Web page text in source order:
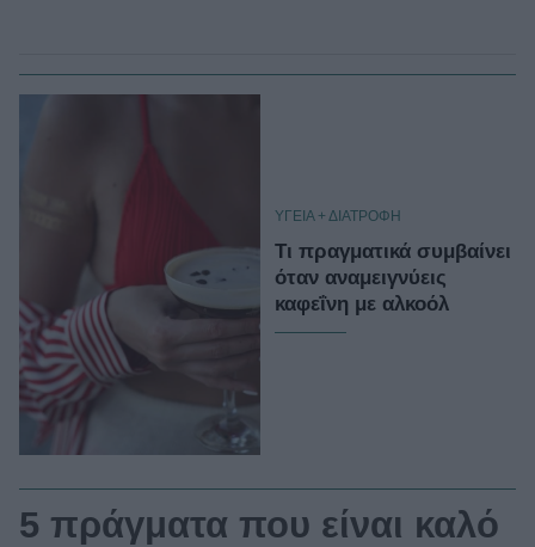
ΥΓΕΙΑ + ΔΙΑΤΡΟΦΗ
Τι πραγματικά συμβαίνει
όταν αναμειγνύεις
καφεΐνη με αλκοόλ
5 πράγματα που είναι καλό